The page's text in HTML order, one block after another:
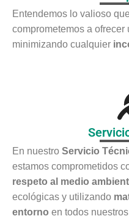
Entendemos lo valioso
comprometemos a ofrecer
minimizando cualquier
En nuestro Servicio
estamos comprometidos
respeto al medio
ecológicas y utilizando
entorno en todos